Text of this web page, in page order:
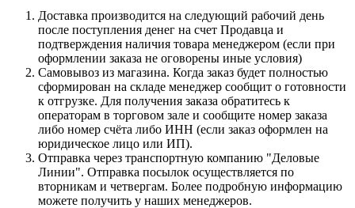
Доставка производится на следующий рабочий день
после поступления денег на счет Продавца и
подтверждения наличия товара менеджером (если при
оформлении заказа не оговорены иные условия)
Самовывоз из магазина. Когда заказ будет полностью
сформирован на складе менеджер сообщит о готовности
к отгрузке. Для получения заказа обратитесь к
операторам в торговом зале и сообщите номер заказа
либо номер счёта либо ИНН (если заказ оформлен на
юридическое лицо или ИП).
Отправка через транспортную компанию "Деловые
Линии". Отправка посылок осуществляется по
вторникам и четвергам. Более подробную информацию
можете получить у наших менеджеров.